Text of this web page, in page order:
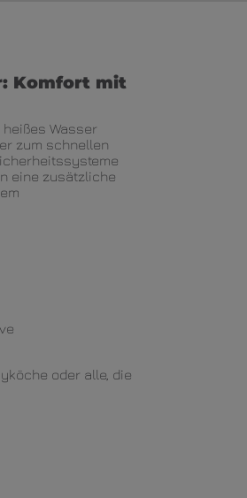
Komfort mit
Wasser
zum schnellen
eine zusätzliche
oder alle, die